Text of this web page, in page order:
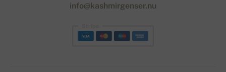
info@kashmirgenser.nu